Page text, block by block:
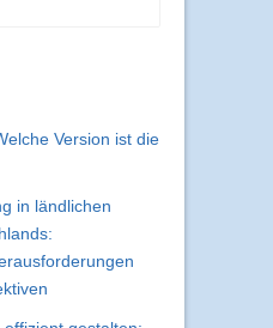
Version ist die
in ländlichen